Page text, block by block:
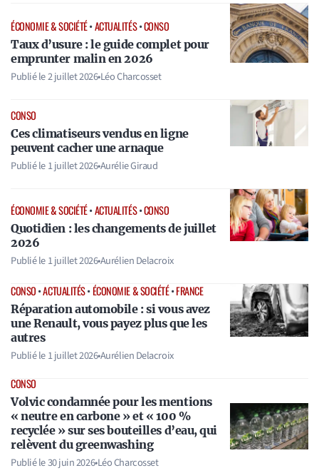
ÉCONOMIE & SOCIÉTÉ•ACTUALITÉS•CONSO
Taux d’usure : le guide complet pour
emprunter malin en 2026
Publié le2 juillet 2026•Léo Charcosset
CONSO
Ces climatiseurs vendus en ligne
peuvent cacher une arnaque
Publié le1 juillet 2026•Aurélie Giraud
ÉCONOMIE & SOCIÉTÉ•ACTUALITÉS•CONSO
Quotidien : les changements de juillet
2026
Publié le1 juillet 2026•Aurélien Delacroix
CONSO•ACTUALITÉS•ÉCONOMIE & SOCIÉTÉ•FRANCE
Réparation automobile : si vous avez
une Renault, vous payez plus que les
autres
Publié le1 juillet 2026•Aurélien Delacroix
CONSO
Volvic condamnée pour les mentions
« neutre en carbone » et « 100 %
recyclée » sur ses bouteilles d’eau, qui
relèvent du greenwashing
Publié le30 juin 2026•Léo Charcosset